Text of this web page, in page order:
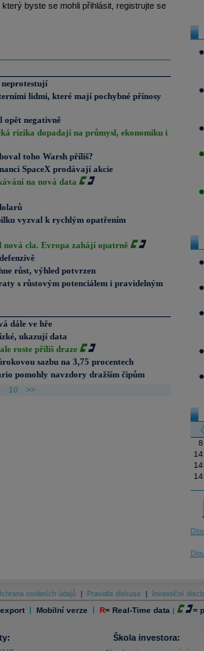
byste se mohli přihlásit, registrujte se
lidmi, které mají pochybné přínosy
opět negativně
rizika dopadají na průmysl, ekonomiku i
toho Warsh příliš?
SpaceX prodávají akcie
na nová data
vyzval k rychlým opatřením
nová cla. Evropa zahájí opatrně
růst, výhled potvrzen
s růstovým potenciálem i pravidelným
dále ve hře
ukazují data
roste příliš draze
sazbu na 3,75 procentech
pomohly navzdory dražším čipům
10 >>
osobních údajů Pravidla diskuse Investiční
| Mobilní verze | R= Real-Time data | =
Škola investora: